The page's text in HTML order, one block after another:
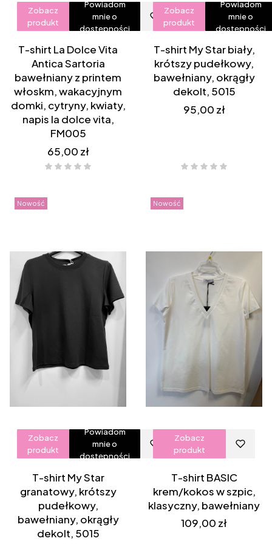
Zobacz
produkt
Powiadom
mnie o
dostępności
T-shirt La Dolce Vita
Antica Sartoria
bawełniany z printem
włoskm, wakacyjnym
domki, cytryny, kwiaty,
napis la dolce vita,
FM005
Cena
65,00 zł
Zobacz
produkt
Powiadom
mnie o
dostępności
T-shirt My Star biały,
krótszy pudełkowy,
bawełniany, okrągły
dekolt, 5015
Cena
95,00 zł
Nowość
Zobacz
produkt
Powiadom
mnie o
dostępności
T-shirt My Star
granatowy, krótszy
pudełkowy,
bawełniany, okrągły
dekolt, 5015
Nowość
Zobacz
produkt
T-shirt BASIC
krem/kokos w szpic,
klasyczny, bawełniany
Cena
109,00 zł